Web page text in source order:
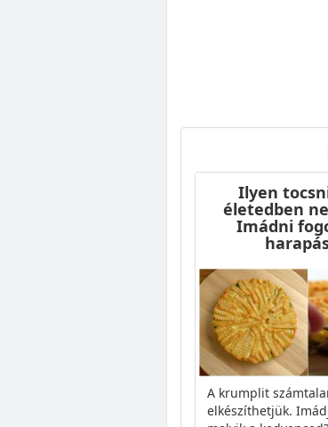
Ilyen
életedben
Imádni
A krumplit
elkészíthetjük.